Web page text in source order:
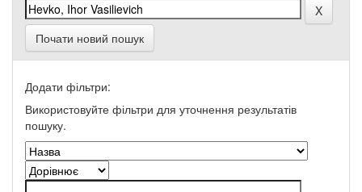
Почати новий пошук
Додати фільтри:
Використовуйте фільтри для уточнення результатів
пошуку.